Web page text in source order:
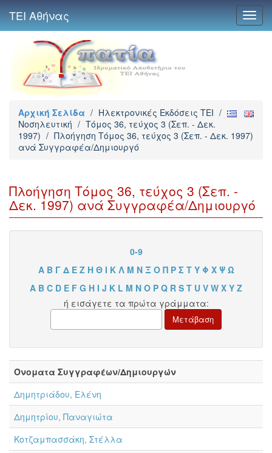
ΤΕΙ Αθήνας
Αρχική Σελίδα / Ηλεκτρονικές Εκδόσεις TEI /
Νοσηλευτική / Τόμος 36, τεύχος 3 (Σεπ. - Δεκ.
1997) / Πλοήγηση Τόμος 36, τεύχος 3 (Σεπ. - Δεκ. 1997)
ανά Συγγραφέα/Δημιουργό
Πλοήγηση Τόμος 36, τεύχος 3 (Σεπ. -
Δεκ. 1997) ανά Συγγραφέα/Δημιουργό
0-9
Α Β Γ Δ Ε Ζ Η Θ Ι Κ Λ Μ Ν Ξ Ο Π Ρ Σ Τ Υ Φ Χ Ψ Ω
A B C D E F G H I J K L M N O P Q R S T U V W X Y Z
ή εισάγετε τα πρώτα γράμματα:
Όνοματα Συγγραφέων/Δημιουργών
Δημητριάδου, Ελένη
Δημητρίου, Παναγιώτα
Κοτζαμπασσάκη, Στέλλα